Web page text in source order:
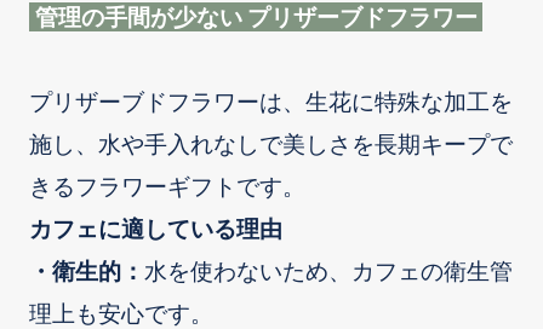
管理の手間が少ない プリザーブドフラワー
プリザーブドフラワーは、生花に特殊な加工を
施し、水や手入れなしで美しさを長期キープで
きるフラワーギフトです。
カフェに適している理由
・衛生的： 水を使わないため、カフェの衛生管
理上も安心です。